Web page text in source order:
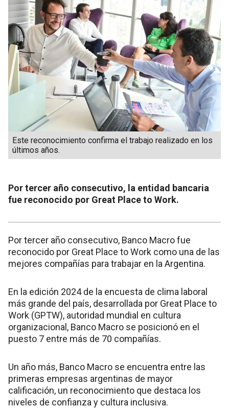
Este reconocimiento confirma el trabajo realizado en los
últimos años.
Por tercer año consecutivo, la entidad bancaria
fue reconocido por Great Place to Work.
Por tercer año consecutivo, Banco Macro fue
reconocido por Great Place to Work como una de las
mejores compañías para trabajar en la Argentina.
En la edición 2024 de la encuesta de clima laboral
más grande del país, desarrollada por Great Place to
Work (GPTW), autoridad mundial en cultura
organizacional, Banco Macro se posicionó en el
puesto 7 entre más de 70 compañías.
Un año más, Banco Macro se encuentra entre las
primeras empresas argentinas de mayor
calificación, un reconocimiento que destaca los
niveles de confianza y cultura inclusiva.